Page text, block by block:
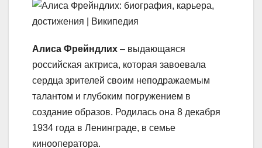
Алиса Фрейндлих – выдающаяся
российская актриса, которая завоевала
сердца зрителей своим неподражаемым
талантом и глубоким погружением в
создание образов. Родилась она 8 декабря
1934 года в Ленинграде, в семье
кинооператора.